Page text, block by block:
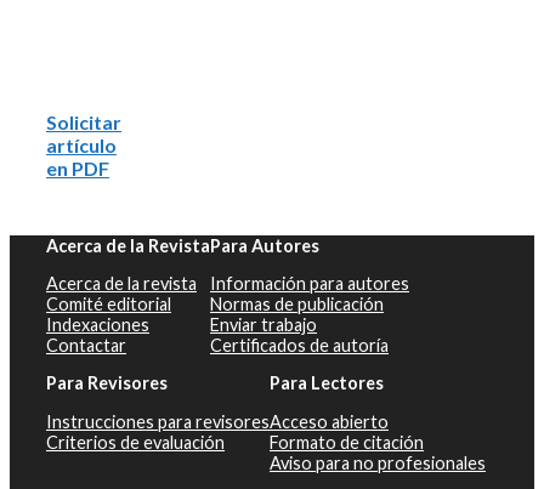
Solicitar
artículo
en PDF
Acerca de la Revista
Acerca de la revista
Comité editorial
Indexaciones
Contactar
Para Autores
Información para autores
Normas de publicación
Enviar trabajo
Certificados de autoría
Para Revisores
Instrucciones para revisores
Criterios de evaluación
Para Lectores
Acceso abierto
Formato de citación
Aviso para no profesionales